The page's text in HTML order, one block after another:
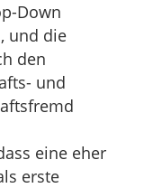
Down
und die
den
und
eine eher
erste